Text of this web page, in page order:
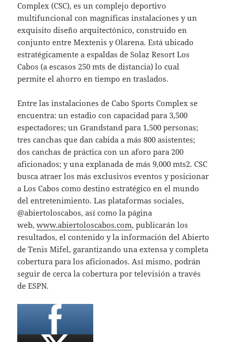
Complex (CSC), es un complejo deportivo
multifuncional con magníficas instalaciones y un
exquisito diseño arquitectónico, construido en
conjunto entre Mextenis y Olarena. Está ubicado
estratégicamente a espaldas de Solaz Resort Los
Cabos (a escasos 250 mts de distancia) lo cual
permite el ahorro en tiempo en traslados.
Entre las instalaciones de Cabo Sports Complex se
encuentra: un estadio con capacidad para 3,500
espectadores; un Grandstand para 1,500 personas;
tres canchas que dan cabida a más 800 asistentes;
dos canchas de práctica con un aforo para 200
aficionados; y una explanada de más 9,000 mts2. CSC
busca atraer los más exclusivos eventos y posicionar
a Los Cabos como destino estratégico en el mundo
del entretenimiento. Las plataformas sociales,
@abiertoloscabos, así como la página
web,www.abiertoloscabos.com, publicarán los
resultados, el contenido y la información del Abierto
de Tenis Mifel, garantizando una extensa y completa
cobertura para los aficionados. Así mismo, podrán
seguir de cerca la cobertura por televisión a través
de ESPN.